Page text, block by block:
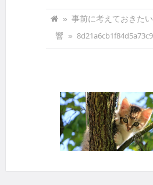
» 事前に考えておきた
響 »